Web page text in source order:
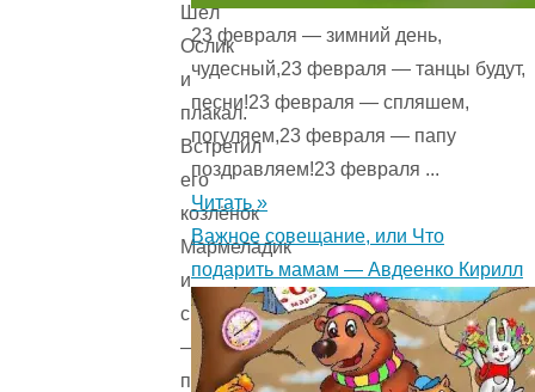
Шёл
Ослик
и
плакал.
Встретил
его
козлёнок
Мармеладик
и
спрашивает:
— Ты
почему
23 февраля — зимний день,
чудесный,23 февраля — танцы будут,
песни!23 февраля — спляшем,
погуляем,23 февраля — папу
поздравляем!23 февраля ...
Читать »
Важное совещание, или Что
подарить мамам — Авдеенко Кирилл